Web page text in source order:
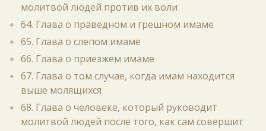
молитвой людей против их воли
64. Глава о праведном и грешном имаме
65. Глава о слепом имаме
66. Глава о приезжем имаме
67. Глава о том случае, когда имам находится
выше молящихся
68. Глава о человеке, который руководит
молитвой людей после того, как сам совершит